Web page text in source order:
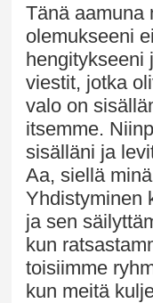
Tänä aamuna
olemukseeni
hengitykseeni
viestit, jotka
valo on
itsemme.
sisälläni ja
Aa, siellä
Yhdistyminen
ja sen
kun
toisiimme
kun meitä